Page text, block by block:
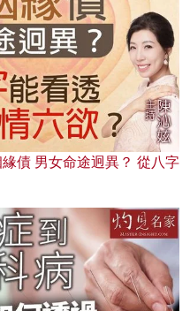
債 男女命途迥異？ 從八字